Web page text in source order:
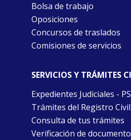
Bolsa de trabajo
Oposiciones
Concursos de traslados
Comisiones de servicios
SERVICIOS Y TRÁMITES
Expedientes Judiciales -
Trámites del Registro Civil
Consulta de tus trámites
Verificación de